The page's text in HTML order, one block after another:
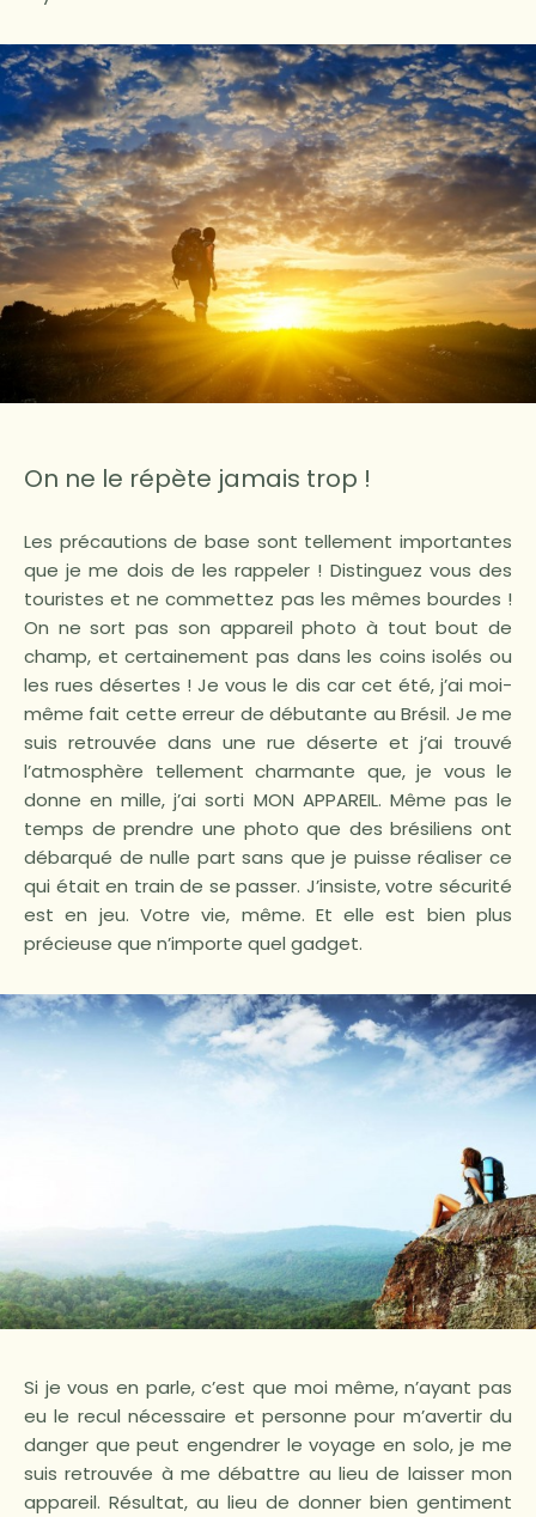
On ne le répète jamais trop !
Les précautions de base sont tellement importantes
que je me dois de les rappeler ! Distinguez vous des
touristes et ne commettez pas les mêmes bourdes !
On ne sort pas son appareil photo à tout bout de
champ, et certainement pas dans les coins isolés ou
les rues désertes ! Je vous le dis car cet été, j’ai moi-
même fait cette erreur de débutante au Brésil. Je me
suis retrouvée dans une rue déserte et j’ai trouvé
l’atmosphère tellement charmante que, je vous le
donne en mille, j’ai sorti MON APPAREIL. Même pas le
temps de prendre une photo que des brésiliens ont
débarqué de nulle part sans que je puisse réaliser ce
qui était en train de se passer. J’insiste, votre sécurité
est en jeu. Votre vie, même. Et elle est bien plus
précieuse que n’importe quel gadget.
Si je vous en parle, c’est que moi même, n’ayant pas
eu le recul nécessaire et personne pour m’avertir du
danger que peut engendrer le voyage en solo, je me
suis retrouvée à me débattre au lieu de laisser mon
appareil. Résultat, au lieu de donner bien gentiment